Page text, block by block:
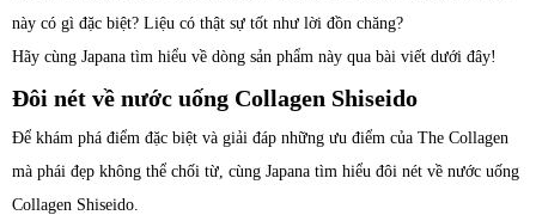
này có gì đặc biệt? Liệu có thật sự tốt như lời đồn chăng?
Hãy cùng Japana tìm hiểu về dòng sản phẩm này qua bài viết dưới đây!
Đôi nét về nước uống Collagen Shiseido
Để khám phá điểm đặc biệt và giải đáp những ưu điểm của The Collagen
mà phái đẹp không thể chối từ, cùng Japana tìm hiểu đôi nét về nước uống
Collagen Shiseido.